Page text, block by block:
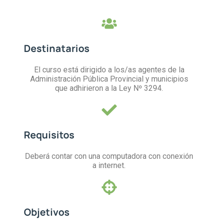
Destinatarios
El curso está dirigido a los/as agentes de la
Administración Pública Provincial y municipios
que adhirieron a la Ley Nº 3294.
Requisitos
Deberá contar con una computadora con conexión
a internet.
Objetivos